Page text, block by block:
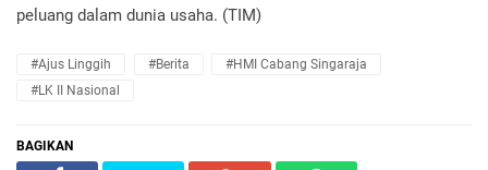
peluang dalam dunia usaha. (TIM)
#Ajus Linggih #Berita
#HMI Cabang Singaraja
#LK II Nasional
BAGIKAN